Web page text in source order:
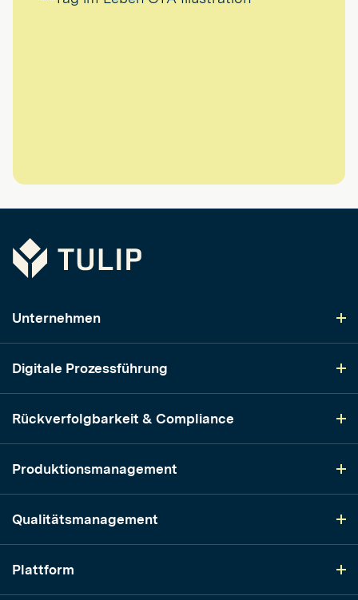
Tulip
Unternehmen
Digitale Prozessführung
Rückverfolgbarkeit & Compliance
Produktionsmanagement
Qualitätsmanagement
Plattform